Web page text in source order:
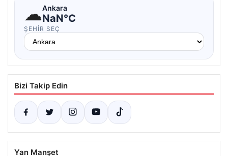
☁Ankara
NaN°C
ŞEHIR SEÇ
Bizi Takip Edin
Yan Manşet